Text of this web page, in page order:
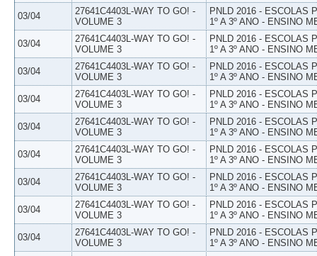
03/04
27641C4403L-WAY TO GO! -
VOLUME 3
PNLD 2016 - ESCOLAS
1º A 3º ANO - ENSINO
03/04
27641C4403L-WAY TO GO! -
VOLUME 3
PNLD 2016 - ESCOLAS
1º A 3º ANO - ENSINO
03/04
27641C4403L-WAY TO GO! -
VOLUME 3
PNLD 2016 - ESCOLAS
1º A 3º ANO - ENSINO
03/04
27641C4403L-WAY TO GO! -
VOLUME 3
PNLD 2016 - ESCOLAS
1º A 3º ANO - ENSINO
03/04
27641C4403L-WAY TO GO! -
VOLUME 3
PNLD 2016 - ESCOLAS
1º A 3º ANO - ENSINO
03/04
27641C4403L-WAY TO GO! -
VOLUME 3
PNLD 2016 - ESCOLAS
1º A 3º ANO - ENSINO
03/04
27641C4403L-WAY TO GO! -
VOLUME 3
PNLD 2016 - ESCOLAS
1º A 3º ANO - ENSINO
03/04
27641C4403L-WAY TO GO! -
VOLUME 3
PNLD 2016 - ESCOLAS
1º A 3º ANO - ENSINO
03/04
27641C4403L-WAY TO GO! -
VOLUME 3
PNLD 2016 - ESCOLAS
1º A 3º ANO - ENSINO